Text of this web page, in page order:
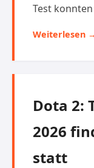
Test
Weiterlesen →
Dota 2:
2026
statt